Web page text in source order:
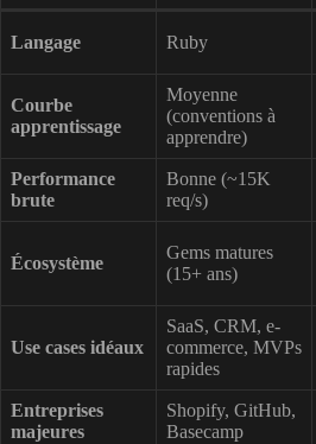
Langage Ruby
Courbe
apprentissage
Moyenne
(conventions à
apprendre)
Performance
brute
Bonne (~15K
req/s)
Écosystème
Gems matures
(15+ ans)
Use cases idéaux
SaaS, CRM, e-
commerce, MVPs
rapides
Entreprises
majeures
Shopify, GitHub,
Basecamp